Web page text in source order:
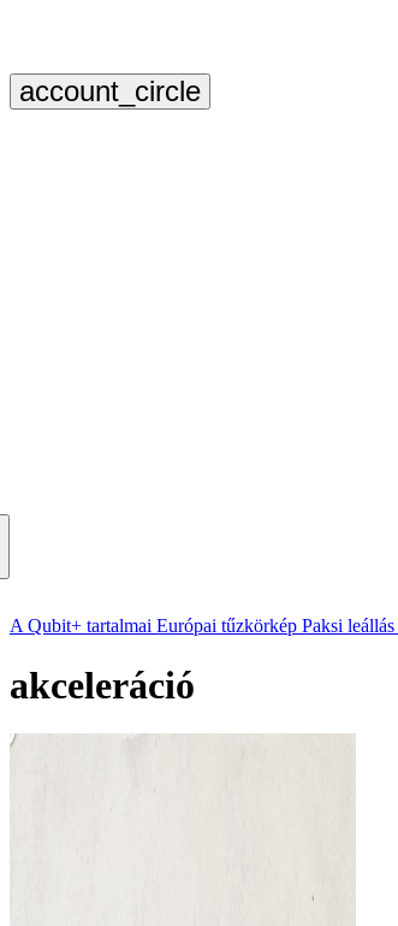
A Qubit+ tartalmai Európai tűzkörkép Paksi leállás
akceleráció